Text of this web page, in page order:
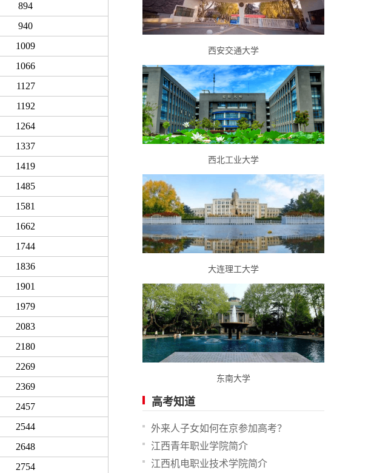
894
940
1009
1066
1127
1192
1264
1337
1419
1485
1581
1662
1744
1836
1901
1979
2083
2180
2269
2369
2457
2544
2648
2754
西安交通大学
西北工业大学
大连理工大学
东南大学
高考知道
外来人子女如何在京参加高考？
江西青年职业学院简介
江西机电职业技术学院简介